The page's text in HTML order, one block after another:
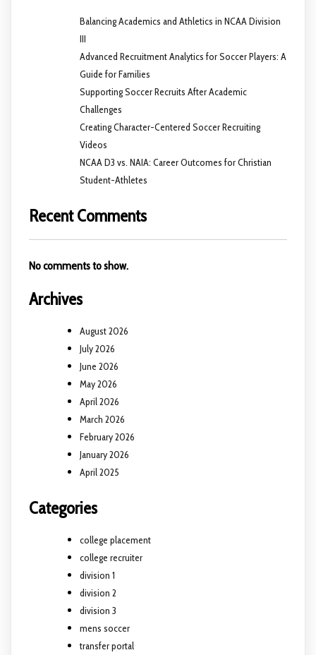
Balancing Academics and Athletics in NCAA Division
III
Advanced Recruitment Analytics for Soccer Players: A
Guide for Families
Supporting Soccer Recruits After Academic
Challenges
Creating Character-Centered Soccer Recruiting
Videos
NCAA D3 vs. NAIA: Career Outcomes for Christian
Student-Athletes
Recent Comments
No comments to show.
Archives
August 2026
July 2026
June 2026
May 2026
April 2026
March 2026
February 2026
January 2026
April 2025
Categories
college placement
college recruiter
division 1
division 2
division 3
mens soccer
transfer portal